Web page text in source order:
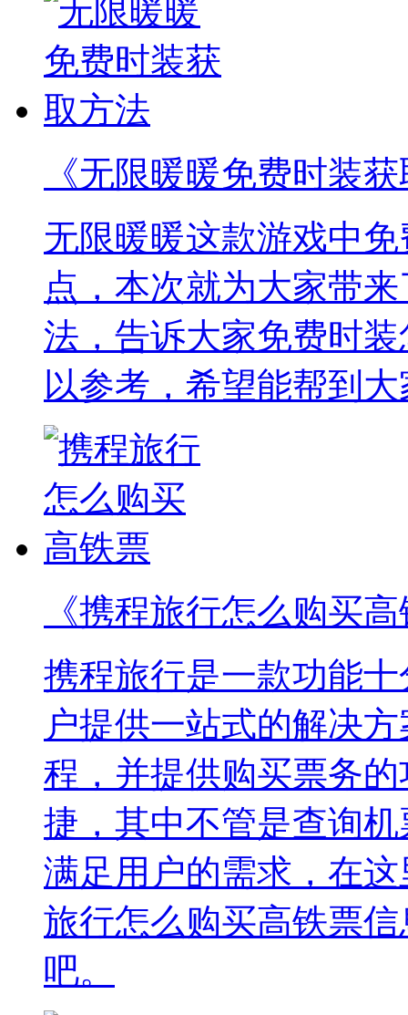
《无限暖暖免费时装
无限暖暖这款游戏中
点，本次就为大家带
法，告诉大家免费时
以参考，希望能帮到
《携程旅行怎么购买
携程旅行是一款功能
户提供一站式的解决
程，并提供购买票务
捷，其中不管是查询
满足用户的需求，在
旅行怎么购买高铁票
吧。